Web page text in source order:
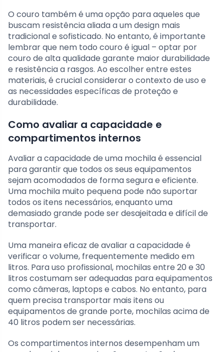
O couro também é uma opção para aqueles que
buscam resistência aliada a um design mais
tradicional e sofisticado. No entanto, é importante
lembrar que nem todo couro é igual – optar por
couro de alta qualidade garante maior durabilidade
e resistência a rasgos. Ao escolher entre estes
materiais, é crucial considerar o contexto de uso e
as necessidades específicas de proteção e
durabilidade.
Como avaliar a capacidade e
compartimentos internos
Avaliar a capacidade de uma mochila é essencial
para garantir que todos os seus equipamentos
sejam acomodados de forma segura e eficiente.
Uma mochila muito pequena pode não suportar
todos os itens necessários, enquanto uma
demasiado grande pode ser desajeitada e difícil de
transportar.
Uma maneira eficaz de avaliar a capacidade é
verificar o volume, frequentemente medido em
litros. Para uso profissional, mochilas entre 20 e 30
litros costumam ser adequadas para equipamentos
como câmeras, laptops e cabos. No entanto, para
quem precisa transportar mais itens ou
equipamentos de grande porte, mochilas acima de
40 litros podem ser necessárias.
Os compartimentos internos desempenham um